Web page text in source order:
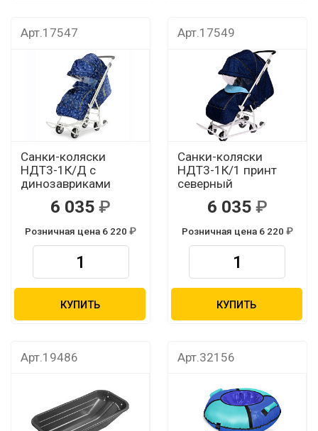
Арт.17547
Санки-коляски
НДТ3-1К/Д с
динозавриками
6 035
Розничная цена 6 220
КУПИТЬ
Арт.17549
Санки-коляски
НДТ3-1К/1 принт
северный
6 035
Розничная цена 6 220
КУПИТЬ
Арт.19486 Арт.32156